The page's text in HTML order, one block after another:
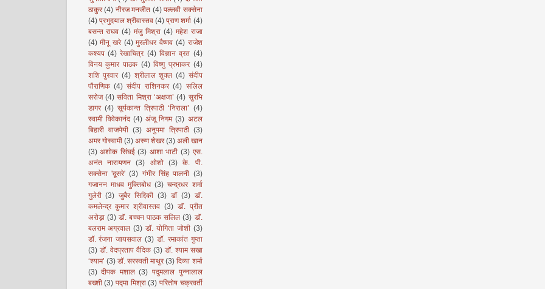
ठाकुर (4) नीरज मनजीत (4) पल्लवी सक्सेना
(4) प्रभुदयाल श्रीवास्तव (4) प्राण शर्मा (4)
बसन्त राघव (4) मंजु मिश्रा (4) महेश राजा
(4) मीनू खरे (4) मुरलीधर वैष्णव (4) राजेश
कश्यप (4) रेखाचित्र (4) विज्ञान व्रत (4)
विनय कुमार पाठक (4) विष्णु प्रभाकर (4)
शशि पुरवार (4) श्रीलाल शुक्ल (4) संदीप
पौराणिक (4) संदीप राशिनकर (4) सलिल
सरोज (4) सविता मिश्रा ‘अक्षजा’ (4) सुरभि
डागर (4) सूर्यकान्त त्रिपाठी ‘निराला’ (4)
स्वामी विवेकानंद (4) अंजू निगम (3) अटल
बिहारी वाजपेयी (3) अनुपमा त्रिपाठी (3)
अमर गोस्वामी (3) अरुण शेखर (3) अली खान
(3) अशोक सिंघई (3) आशा भाटी (3) एस.
अनंत नारायणन (3) ओशो (3) के. पी.
सक्सेना 'दूसरे' (3) गंभीर सिंह पालनी (3)
गजानन माधव मुक्तिबोध (3) चन्द्रधर शर्मा
गुलेरी (3) जुबैर सिद्दिकी (3) डॉ (3) डॉ.
कमलेन्द्र कुमार श्रीवास्तव (3) डॉ. प्रीत
अरोड़ा (3) डॉ. बच्चन पाठक सलिल (3) डॉ.
बलराम अग्रवाल (3) डॉ. योगिता जोशी (3)
डॉ. रंजना जायसवाल (3) डॉ. रमाकांत गुप्ता
(3) डॉ. वेदप्रताप वैदिक (3) डॉ. श्याम सखा
‘श्याम’ (3) डॉ. सरस्वती माथुर (3) दिव्या शर्मा
(3) दीपक मशाल (3) पदुमलाल पुन्नालाल
बख्शी (3) पद्मा मिश्रा (3) परितोष चक्रवर्ती